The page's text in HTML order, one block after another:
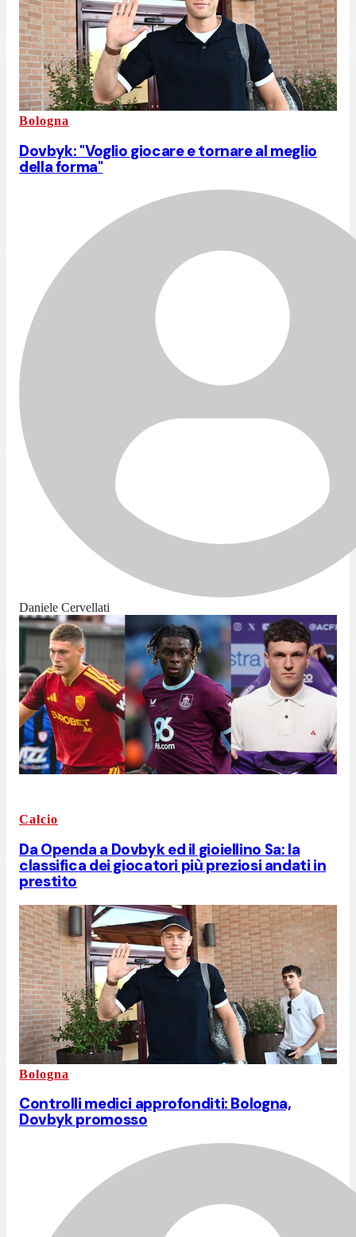
Bologna
Dovbyk: "Voglio giocare e tornare al meglio
della forma"
Daniele Cervellati
Calcio
Da Openda a Dovbyk ed il gioiellino Sa: la
classifica dei giocatori più preziosi andati in
prestito
Bologna
Controlli medici approfonditi: Bologna,
Dovbyk promosso